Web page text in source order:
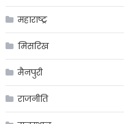
महाराष्ट्र
मिसरिख
मैनपुरी
राजनीति